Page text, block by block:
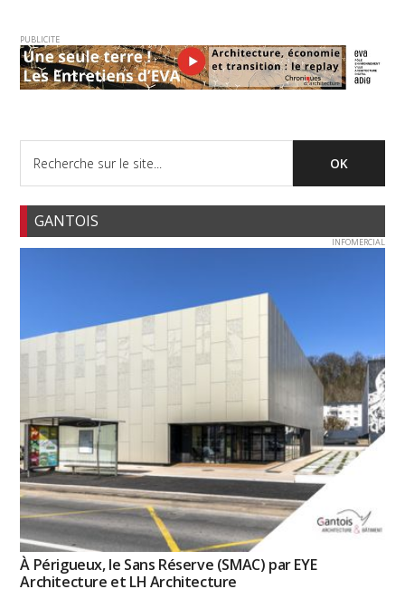
PUBLICITE
GANTOIS
INFOMERCIAL
À Périgueux, le Sans Réserve (SMAC) par EYE
Architecture et LH Architecture